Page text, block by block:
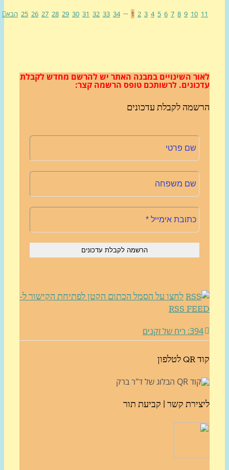
1 2 3 4 5 6 7 8
···
25 26 27 28 29 30 31 32 33 34 הבא
השינויים במבנה האתריש להרשם מחדש לקבלת
לרשותכם טופס הרשמה קצר:
לקבלת עדכונים
לחצו על הסמל הכתום הקטן לפתיחת הקישור ל-
RSS
קשר | קביעת תור